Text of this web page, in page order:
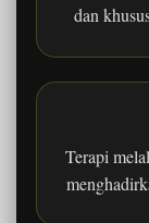
dan
Terapi